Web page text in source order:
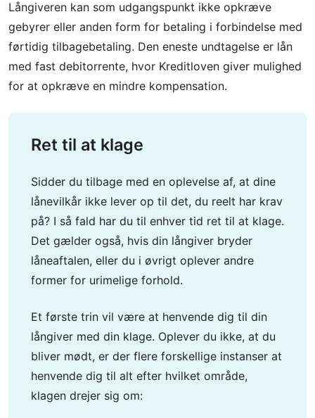
Långiveren kan som udgangspunkt ikke opkræve
gebyrer eller anden form for betaling i forbindelse med
førtidig tilbagebetaling. Den eneste undtagelse er lån
med fast debitorrente, hvor Kreditloven giver mulighed
for at opkræve en mindre kompensation.
Ret til at klage
Sidder du tilbage med en oplevelse af, at dine
lånevilkår ikke lever op til det, du reelt har krav
på? I så fald har du til enhver tid ret til at klage.
Det gælder også, hvis din långiver bryder
låneaftalen, eller du i øvrigt oplever andre
former for urimelige forhold.
Et første trin vil være at henvende dig til din
långiver med din klage. Oplever du ikke, at du
bliver mødt, er der flere forskellige instanser at
henvende dig til alt efter hvilket område,
klagen drejer sig om: